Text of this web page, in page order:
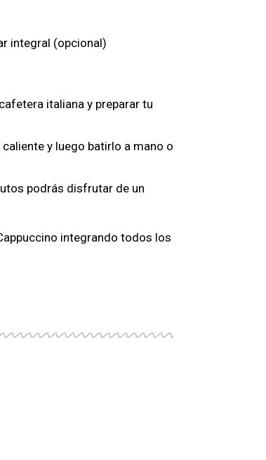
integral (opcional)
italiana y preparar tu
y luego batirlo a mano o
podrás disfrutar de un
integrando todos los